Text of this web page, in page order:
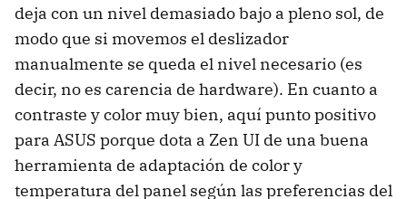
deja con un nivel demasiado bajo a pleno sol, de
modo que si movemos el deslizador
manualmente se queda el nivel necesario (es
decir, no es carencia de hardware). En cuanto a
contraste y color muy bien, aquí punto positivo
para ASUS porque dota a Zen UI de una buena
herramienta de adaptación de color y
temperatura del panel según las preferencias del